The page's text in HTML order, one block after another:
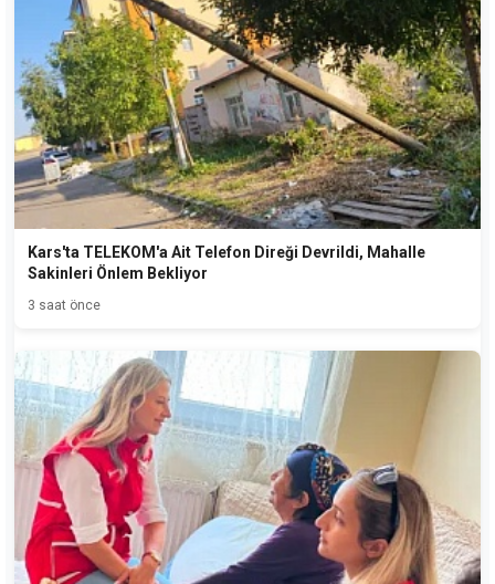
Kars'ta TELEKOM'a Ait Telefon Direği Devrildi, Mahalle
Sakinleri Önlem Bekliyor
3 saat önce